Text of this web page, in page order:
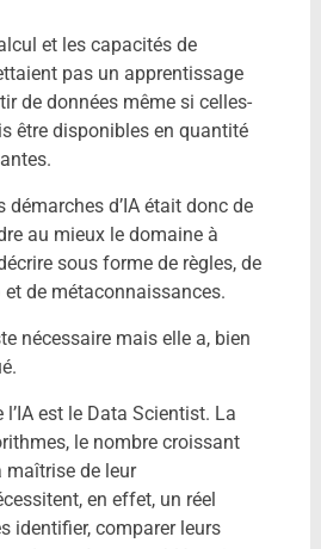
et les capacités de
pas un apprentissage
de données même si celles-
être disponibles en quantité
d’IA était donc de
au mieux le domaine à
sous forme de règles, de
de métaconnaissances.
nécessaire mais elle a, bien
est le Data Scientist. La
le nombre croissant
maîtrise de leur
en effet, un réel
identifier, comparer leurs